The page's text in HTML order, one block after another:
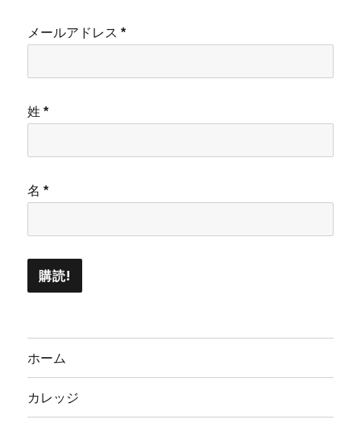
メールアドレス*
姓*
名*
ホーム
カレッジ